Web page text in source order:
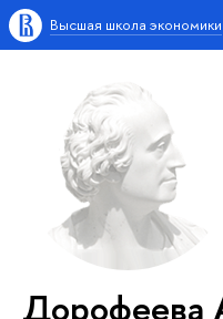
Высшая школа экономики
Дорофеева